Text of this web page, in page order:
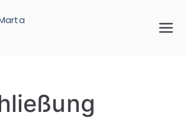
Übersetzeri
Gómez
Beglaubigte Übersetzungen